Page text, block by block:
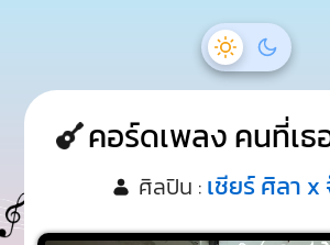
คอร์ดเพลง คนที่เธ
ศิลปิน : เชียร์ ศิลา